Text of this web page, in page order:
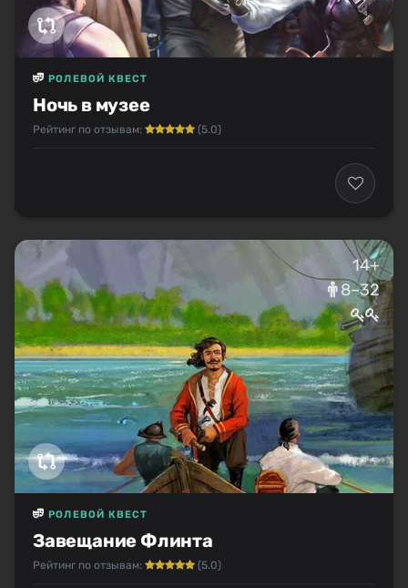
Ночь в музее
РОЛЕВОЙ КВЕСТ
Рейтинг по отзывам: (5.0)
14+
8–32
Завещание Флинта
РОЛЕВОЙ КВЕСТ
Рейтинг по отзывам: (5.0)